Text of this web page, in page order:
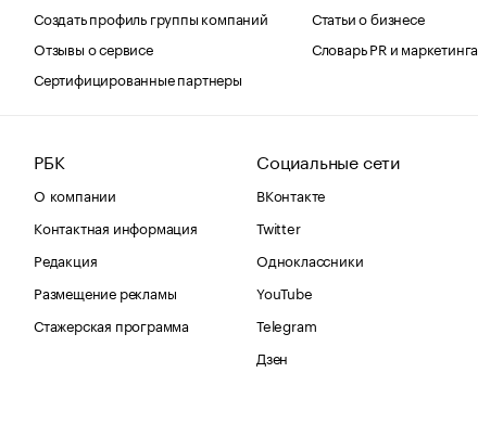
Создать профиль группы компаний
Отзывы о сервисе
Сертифицированные партнеры
Статьи о бизнесе
Словарь PR и маркетинга
РБК
О компании
Контактная информация
Редакция
Размещение рекламы
Стажерская программа
Социальные сети
ВКонтакте
Twitter
Одноклассники
YouTube
Telegram
Дзен